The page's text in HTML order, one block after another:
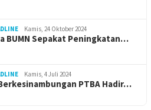
Kamis, 24 Oktober 2024
BUMN Sepakat Peningkatan…
Kamis, 4 Juli 2024
PTBA Hadir…